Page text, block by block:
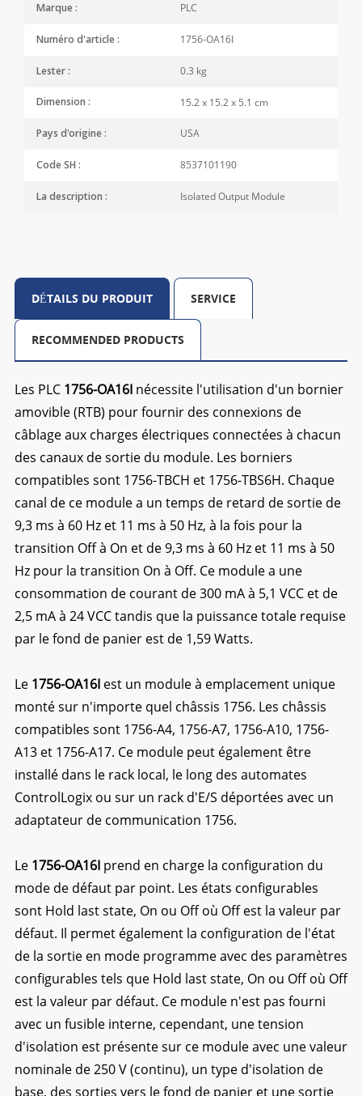
Marque : PLC
Numéro d'article : 1756-OA16I
Lester : 0.3 kg
Dimension : 15.2 x 15.2 x 5.1 cm
Pays d'origine : USA
Code SH : 8537101190
La description : Isolated Output Module
DÉTAILS DU PRODUIT SERVICE
RECOMMENDED PRODUCTS
Les PLC 1756-OA16Inécessite l'utilisation d'un bornier
amovible (RTB) pour fournir des connexions de
câblage aux charges électriques connectées à chacun
des canaux de sortie du module. Les borniers
compatibles sont 1756-TBCH et 1756-TBS6H. Chaque
canal de ce module a un temps de retard de sortie de
9,3 ms à 60 Hz et 11 ms à 50 Hz, à la fois pour la
transition Off à On et de 9,3 ms à 60 Hz et 11 ms à 50
Hz pour la transition On à Off. Ce module a une
consommation de courant de 300 mA à 5,1 VCC et de
2,5 mA à 24 VCC tandis que la puissance totale requise
par le fond de panier est de 1,59 Watts.
Le 1756-OA16I est un module à emplacement unique
monté sur n'importe quel châssis 1756. Les châssis
compatibles sont 1756-A4, 1756-A7, 1756-A10, 1756-
A13 et 1756-A17. Ce module peut également être
installé dans le rack local, le long des automates
ControlLogix ou sur un rack d'E/S déportées avec un
adaptateur de communication 1756.
Le1756-OA16I prend en charge la configuration du
mode de défaut par point. Les états configurables
sont Hold last state, On ou Off où Off est la valeur par
défaut. Il permet également la configuration de l'état
de la sortie en mode programme avec des paramètres
configurables tels que Hold last state, On ou Off où Off
est la valeur par défaut. Ce module n'est pas fourni
avec un fusible interne, cependant, une tension
d'isolation est présente sur ce module avec une valeur
nominale de 250 V (continu), un type d'isolation de
base, des sorties vers le fond de panier et une sortie